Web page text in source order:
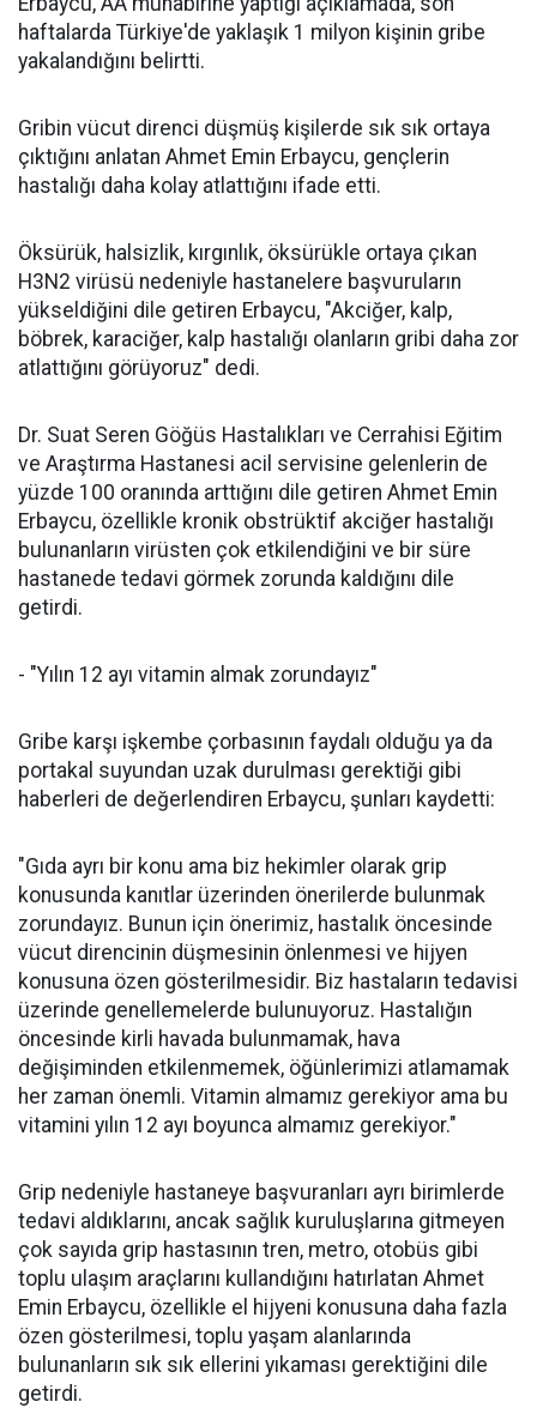
haftalarda Türkiye'de yaklaşık 1 milyon kişinin gribe
yakalandığını belirtti.
Gribin vücut direnci düşmüş kişilerde sık sık ortaya
çıktığını anlatan Ahmet Emin Erbaycu, gençlerin
hastalığı daha kolay atlattığını ifade etti.
Öksürük, halsizlik, kırgınlık, öksürükle ortaya çıkan
H3N2 virüsü nedeniyle hastanelere başvuruların
yükseldiğini dile getiren Erbaycu, "Akciğer, kalp,
böbrek, karaciğer, kalp hastalığı olanların gribi daha zor
atlattığını görüyoruz" dedi.
Dr. Suat Seren Göğüs Hastalıkları ve Cerrahisi Eğitim
ve Araştırma Hastanesi acil servisine gelenlerin de
yüzde 100 oranında arttığını dile getiren Ahmet Emin
Erbaycu, özellikle kronik obstrüktif akciğer hastalığı
bulunanların virüsten çok etkilendiğini ve bir süre
hastanede tedavi görmek zorunda kaldığını dile
getirdi.
- "Yılın 12 ayı vitamin almak zorundayız"
Gribe karşı işkembe çorbasının faydalı olduğu ya da
portakal suyundan uzak durulması gerektiği gibi
haberleri de değerlendiren Erbaycu, şunları kaydetti:
"Gıda ayrı bir konu ama biz hekimler olarak grip
konusunda kanıtlar üzerinden önerilerde bulunmak
zorundayız. Bunun için önerimiz, hastalık öncesinde
vücut direncinin düşmesinin önlenmesi ve hijyen
konusuna özen gösterilmesidir. Biz hastaların tedavisi
üzerinde genellemelerde bulunuyoruz. Hastalığın
öncesinde kirli havada bulunmamak, hava
değişiminden etkilenmemek, öğünlerimizi atlamamak
her zaman önemli. Vitamin almamız gerekiyor ama bu
vitamini yılın 12 ayı boyunca almamız gerekiyor."
Grip nedeniyle hastaneye başvuranları ayrı birimlerde
tedavi aldıklarını, ancak sağlık kuruluşlarına gitmeyen
çok sayıda grip hastasının tren, metro, otobüs gibi
toplu ulaşım araçlarını kullandığını hatırlatan Ahmet
Emin Erbaycu, özellikle el hijyeni konusuna daha fazla
özen gösterilmesi, toplu yaşam alanlarında
bulunanların sık sık ellerini yıkaması gerektiğini dile
getirdi.